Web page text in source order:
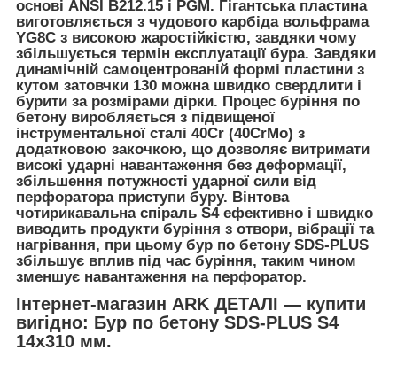
основі ANSI B212.15 і PGM. Гігантська пластина
виготовляється з чудового карбіда вольфрама
YG8C з високою жаростійкістю, завдяки чому
збільшується термін експлуатації бура. Завдяки
динамічній самоцентрованій формі пластини з
кутом затовчки 130 можна швидко свердлити і
бурити за розмірами дірки. Процес буріння по
бетону виробляється з підвищеної
інструментальної сталі 40Cr (40CrMo) з
додатковою закочкою, що дозволяє витримати
високі ударні навантаження без деформації,
збільшення потужності ударної сили від
перфоратора приступи буру. Вінтова
чотирикавальна спіраль S4 ефективно і швидко
виводить продукти буріння з отвори, вібрації та
нагрівання, при цьому бур по бетону SDS-PLUS
збільшує вплив під час буріння, таким чином
зменшує навантаження на перфоратор.
Інтернет-магазин ARK ДЕТАЛІ — купити
вигідно: Бур по бетону SDS-PLUS S4
14x310 мм.